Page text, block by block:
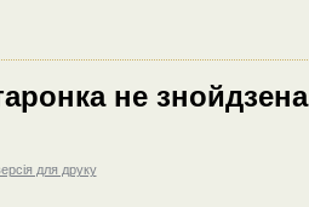
не знойдзена
для друку